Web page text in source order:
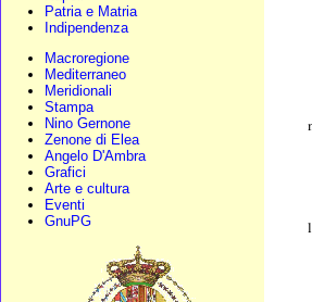
Patria e Matria
Indipendenza
Macroregione
Mediterraneo
Meridionali
Stampa
Nino Gernone
Zenone di Elea
Angelo D'Ambra
Grafici
Arte e cultura
Eventi
GnuPG